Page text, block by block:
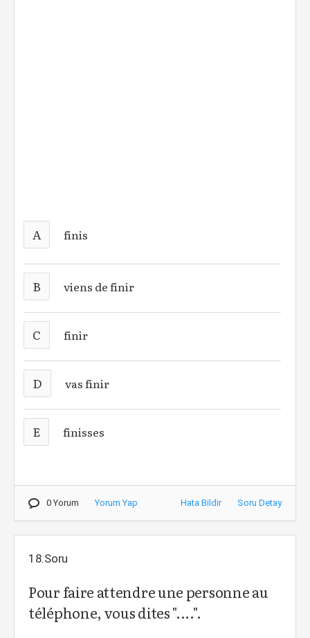
A finis
B viens de finir
C finir
D vas finir
E finisses
0 Yorum Yorum Yap Hata Bildir Soru Detay
18.Soru
Pour faire attendre une personne au
téléphone, vous dites "....".